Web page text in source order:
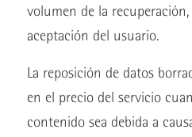
volumen de la
aceptación del usuario.
La reposición de datos
en el precio del servicio
contenido sea debida a